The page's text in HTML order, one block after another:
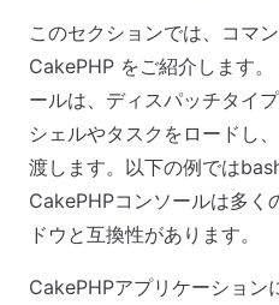
このセクションでは、コマ
CakePHP をご紹介します
ールは、ディスパッチタイ
シェルやタスクをロードし
渡します。以下の例では
CakePHPコンソールは多
ドウと互換性があります。
CakePHPアプリケーション